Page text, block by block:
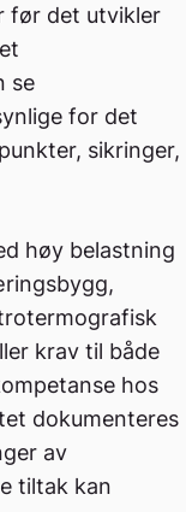
før det utvikler
se
for det
sikringer,
høy belastning
krav til både
hos
dokumenteres
av
tiltak kan